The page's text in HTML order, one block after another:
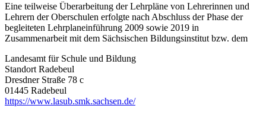
Eine teilweise Überarbeitung der Lehrpläne von Lehrerinnen und
Lehrern der Oberschulen erfolgte nach Abschluss der Phase der
begleiteten Lehrplaneinführung 2009 sowie 2019 in
Zusammenarbeit mit dem Sächsischen Bildungsinstitut bzw. dem
Landesamt für Schule und Bildung
Standort Radebeul
Dresdner Straße 78 c
01445 Radebeul
https://www.lasub.smk.sachsen.de/